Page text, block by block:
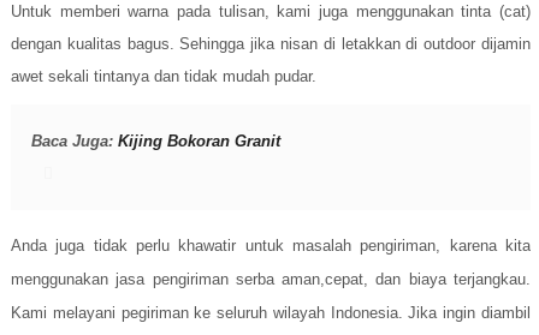
Untuk memberi warna pada tulisan, kami juga menggunakan tinta (cat)
dengan kualitas bagus. Sehingga jika nisan di letakkan di outdoor dijamin
awet sekali tintanya dan tidak mudah pudar.
Baca Juga: Kijing Bokoran Granit
Anda juga tidak perlu khawatir untuk masalah pengiriman, karena kita
menggunakan jasa pengiriman serba aman,cepat, dan biaya terjangkau.
Kami melayani pegiriman ke seluruh wilayah Indonesia. Jika ingin diambil